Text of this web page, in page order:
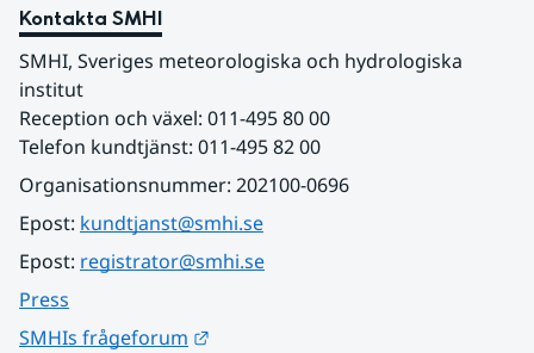
Kontakta SMHI
SMHI, Sveriges meteorologiska och hydrologiska
institut
Reception och växel: 011-495 80 00
Telefon kundtjänst: 011-495 82 00
Organisationsnummer: 202100-0696
Epost: kundtjanst@smhi.se
Epost: registrator@smhi.se
Press
SMHIs frågeforum